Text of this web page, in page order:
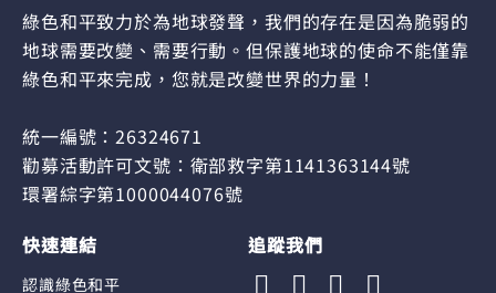
綠色和平致力於為地球發聲，我們的存在是因為脆弱的
地球需要改變、需要行動。但保護地球的使命不能僅靠
綠色和平來完成，您就是改變世界的力量！
統一編號：26324671
勸募活動許可文號：衛部救字第1141363144號
環署綜字第1000044076號
快速連結
認識綠色和平
追蹤我們